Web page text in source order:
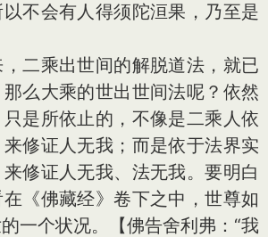
不会有人得须陀洹果，乃至是
乘出世间的解脱道法，就已
么大乘的世出世间法呢？依然
是所依止的，不像是二乘人依
修证人无我；而是依于法界实
修证人无我、法无我。要明白
《佛藏经》卷下之中，世尊如
一个状况。【佛告舍利弗：“我